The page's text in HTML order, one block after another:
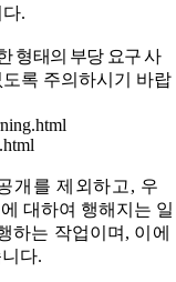
다.
형태의 부당 요구 사
록 주의하시기 바랍
개를 제외하고 , 우
대하여 행해지는 일
하는 작업이며 , 이에
다.